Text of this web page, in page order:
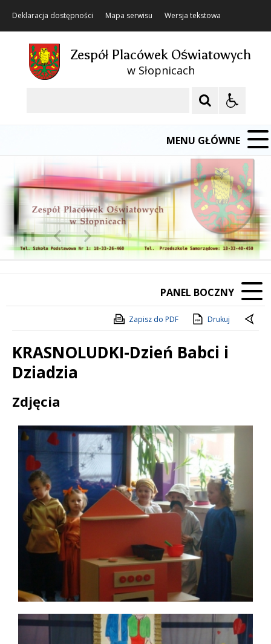
Deklaracja dostępności Mapa serwisu Wersja tekstowa
Zespół Placówek Oświatowych
w Słopnicach
MENU GŁÓWNE
Poprzedni Element
Następny Element
❚❚
PANEL BOCZNY
Zapisz do PDF Drukuj
KRASNOLUDKI-Dzień Babci i
Dziadzia
Treść
Zdjęcia